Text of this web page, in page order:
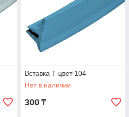
1 ШАГ
заявки на сайте
2 ШАГ
Вставка Т цвет 104
Нет в наличии
300 ₸